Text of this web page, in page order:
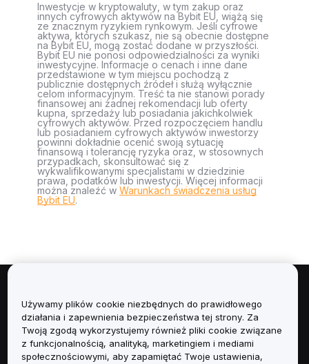
Inwestycje w kryptowaluty, w tym zakup oraz
innych cyfrowych aktywów na Bybit EU, wiążą się
ze znacznym ryzykiem rynkowym. Jeśli cyfrowe
aktywa, których szukasz, nie są obecnie dostępne
na Bybit EU, mogą zostać dodane w przyszłości.
Bybit EU nie ponosi odpowiedzialności za wyniki
inwestycyjne. Informacje o cenach i inne dane
przedstawione w tym miejscu pochodzą z
publicznie dostępnych źródeł i służą wyłącznie
celom informacyjnym. Treść ta nie stanowi porady
finansowej ani żadnej rekomendacji lub oferty
kupna, sprzedaży lub posiadania jakichkolwiek
cyfrowych aktywów. Przed rozpoczęciem handlu
lub posiadaniem cyfrowych aktywów inwestorzy
powinni dokładnie ocenić swoją sytuację
finansową i tolerancję ryzyka oraz, w stosownych
przypadkach, skonsultować się z
wykwalifikowanymi specjalistami w dziedzinie
prawa, podatków lub inwestycji. Więcej informacji
można znaleźć w Warunkach świadczenia usług
Bybit EU.
Informacje
Usługi
Używamy plików cookie niezbędnych do prawidłowego
działania i zapewnienia bezpieczeństwa tej strony. Za
Twoją zgodą wykorzystujemy również pliki cookie związane
z funkcjonalnością, analityką, marketingiem i mediami
społecznościowymi, aby zapamiętać Twoje ustawienia,